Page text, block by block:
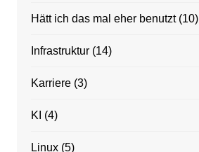
Hätt ich das mal eher benutzt(10)
Infrastruktur(14)
Karriere(3)
KI (4)
Linux(5)